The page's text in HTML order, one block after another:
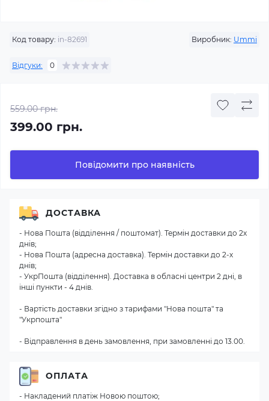
Код товару: in-82691 Виробник: Ummi
Відгуки: 0
559.00 грн.
399.00 грн.
Повідомити про наявність
ДОСТАВКА
- Нова Пошта (відділення / поштомат). Термін доставки до 2х
днів;
- Нова Пошта (адресна доставка). Термін доставки до 2-х
днів;
- УкрПошта (відділення). Доставка в обласні центри 2 дні, в
інші пункти - 4 днів.
- Вартість доставки згідно з тарифами "Нова пошта" та
"Укрпошта"
- Відправлення в день замовлення, при замовленні до 13.00.
ОПЛАТА
- Накладений платіж Новою поштою;